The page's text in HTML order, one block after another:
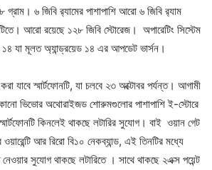
৬ জিবি র‌্যামের পাশাপাশি আরো ৬ জিবি র‌্যাম
আরো রয়েছে ১২৮ জিবি স্টোরেজ। অপারেটিং সিস্টেম
১৪ যা মূলত অ্যান্ড্রয়েড ১৪ এর আপডেট ভার্সন।
যাবে স্মার্টফোনটি, যা চলবে ২৩ অক্টোবর পর্যন্ত। আগামী
ভিভোর অথোরাইজড শোরুমগুলোর পাশাপাশি ই-স্টোরে
কিনলেই থাকছে লটারির সুযোগ। বাই ওয়ান গেট
আর রিরো বি১০ নেকব্যান্ড, এই তিনটির মধ্যে
সুযোগ থাকছে লটারিতে । সাথে থাকছে ২এক্স পয়েন্ট